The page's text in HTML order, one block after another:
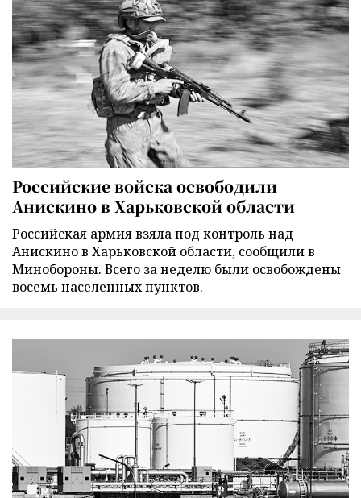
Российские войска освободили
Анискино в Харьковской области
Российская армия взяла под контроль над
Анискино в Харьковской области, сообщили в
Минобороны. Всего за неделю были освобождены
восемь населенных пунктов.